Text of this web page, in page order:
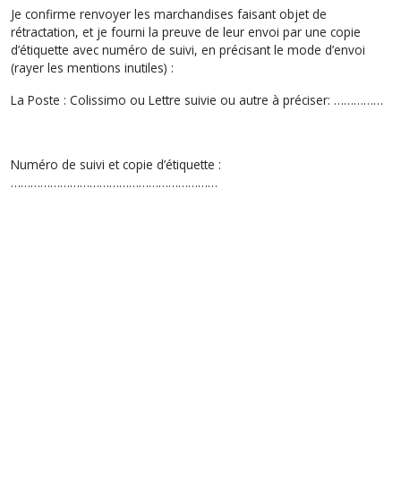
Je confirme renvoyer les marchandises faisant objet de
rétractation, et je fourni la preuve de leur envoi par une copie
d’étiquette avec numéro de suivi, en précisant le mode d’envoi
(rayer les mentions inutiles) :
La Poste : Colissimo ou Lettre suivie ou autre à préciser: ……………
Numéro de suivi et copie d’étiquette :
………………………………………………………